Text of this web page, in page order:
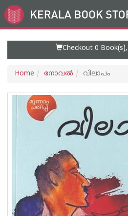
Go
to
Checkout 0
Home നോവല്‍ വിലാപം